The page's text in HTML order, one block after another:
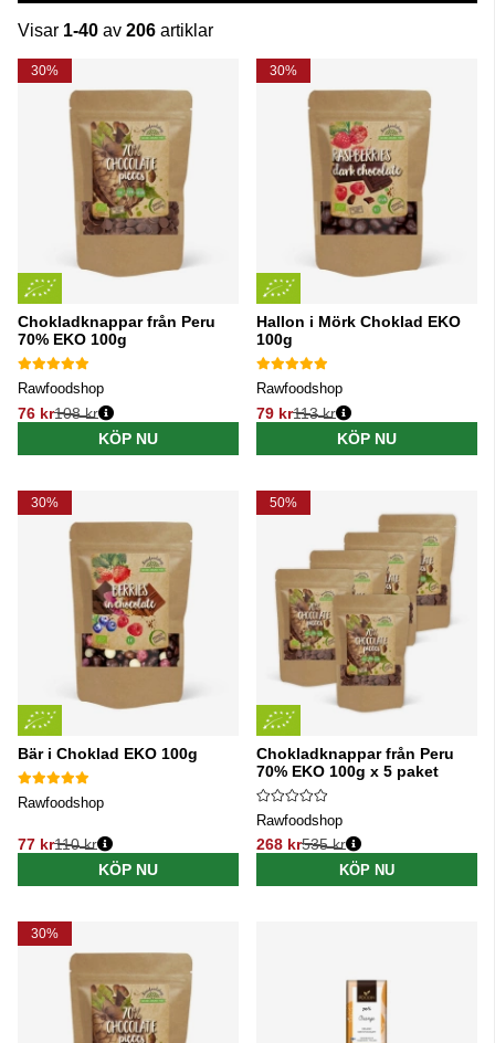
Visar 1-40 av 206 artiklar
Produkter
30%
Chokladknappar från Peru
70% EKO 100g
Rawfoodshop
76 kr
Ordinarie pris:
108 kr
KÖP NU
30%
Hallon i Mörk Choklad EKO
100g
Rawfoodshop
79 kr
Ordinarie pris:
113 kr
KÖP NU
30%
Bär i Choklad EKO 100g
Rawfoodshop
77 kr
Ordinarie pris:
110 kr
KÖP NU
50%
Chokladknappar från Peru
70% EKO 100g x 5 paket
Rawfoodshop
268 kr
Ordinarie pris:
535 kr
KÖP NU
30%